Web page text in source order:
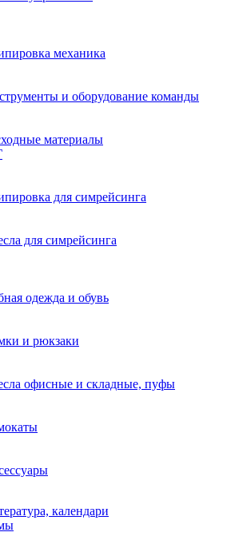
механика
и оборудование команды
материалы
для симрейсинга
для симрейсинга
одежда и обувь
и рюкзаки
офисные и складные, пуфы
календари